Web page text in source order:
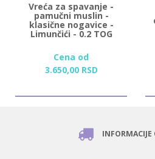
Vreća za spavanje -
pamučni muslin -
klasične nogavice -
Limunčići - 0.2 TOG
Cena od
3.650,00 RSD
INFORMACIJE